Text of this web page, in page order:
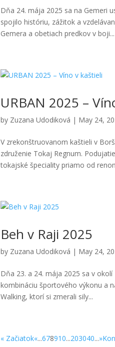
Dňa 24. mája 2025 sa na Gemeri
spojilo históriu, zážitok a
Gemera a obetiach predkov v boji...
URBAN 2025 –
by Zuzana Udodiková | May 24,
V zrekonštruovanom kaštieli v
združenie Tokaj Regnum.
tokajské špeciality priamo od
Beh v Raji 2025
by Zuzana Udodiková | May 24,
Dňa 23. a 24. mája 2025 sa v
kombináciu športového výkonu a
Walking, ktorí si zmerali sily...
« Začiatok«...678910...203040...»